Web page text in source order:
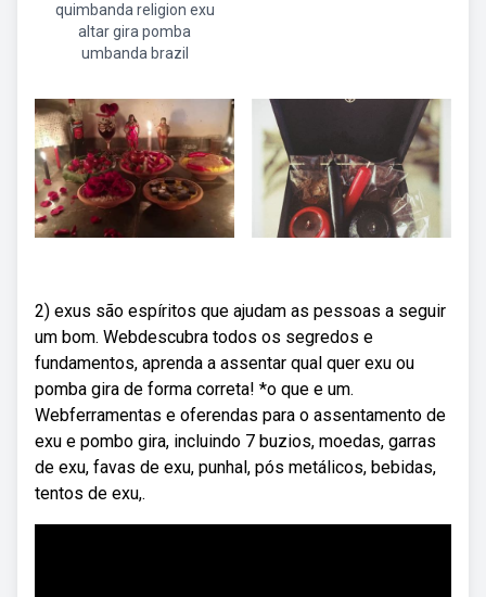
quimbanda religion exu
altar gira pomba
umbanda brazil
2) exus são espíritos que ajudam as pessoas a seguir
um bom. Webdescubra todos os segredos e
fundamentos, aprenda a assentar qual quer exu ou
pomba gira de forma correta! *o que e um.
Webferramentas e oferendas para o assentamento de
exu e pombo gira, incluindo 7 buzios, moedas, garras
de exu, favas de exu, punhal, pós metálicos, bebidas,
tentos de exu,.